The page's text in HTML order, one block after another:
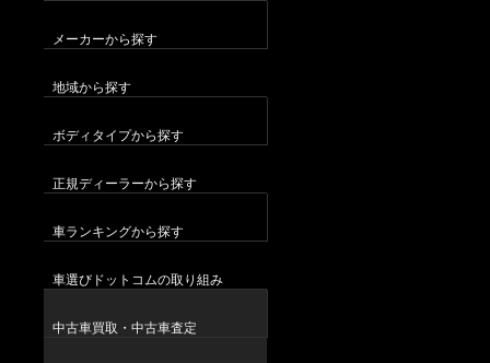
メーカーから探す
地域から探す
ボディタイプから探す
正規ディーラーから探す
車ランキングから探す
車選びドットコムの取り組み
中古車買取・中古車査定